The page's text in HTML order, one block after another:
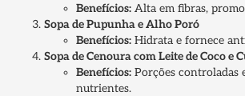
Benefícios: Alta em fibras,
Sopa de Pupunha e Alho Poró
Benefícios: Hidrata e fornece
Sopa de Cenoura com Leite de Coco e
Benefícios: Porções controladas
nutrientes.